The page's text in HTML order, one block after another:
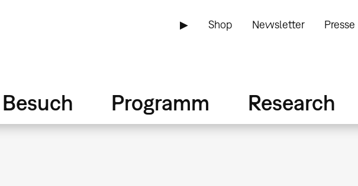
▶ Shop Newsletter Presse
Besuch Programm Research